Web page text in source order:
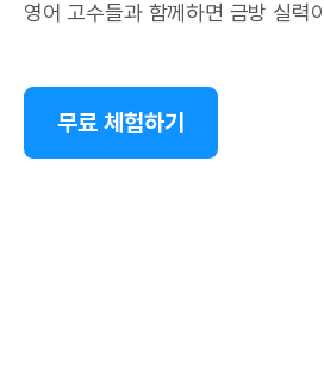
영어 고수들과 함께하면 금방 실력
무료 체험하기